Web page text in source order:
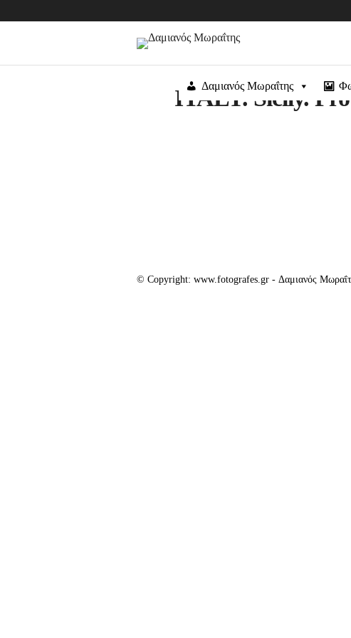
Δαμιανός Μωραΐτης
ITALY. Sicily.
© Copyright: www.fotografes.gr - Δαμιανός